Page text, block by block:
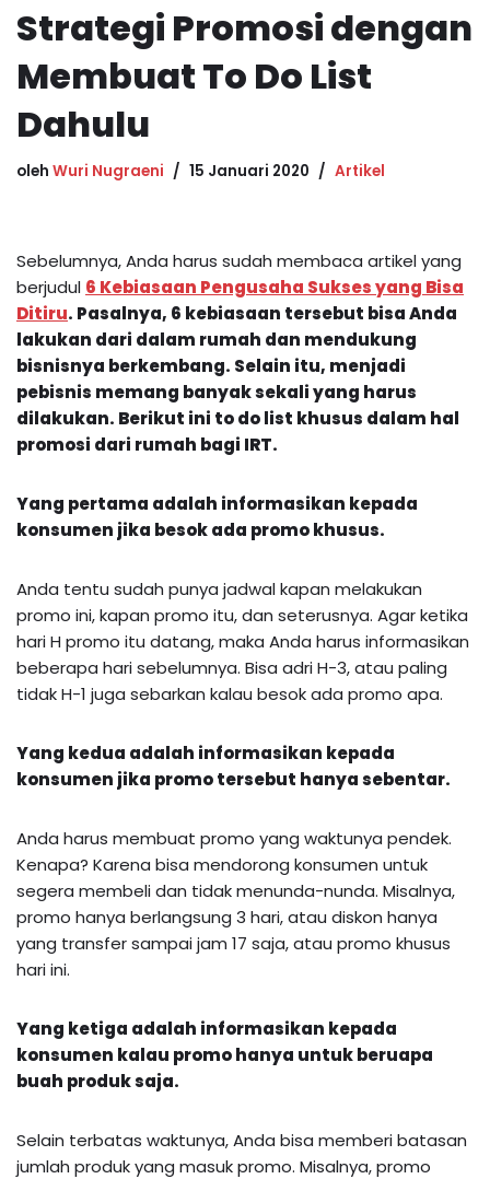
Strategi Promosi dengan
Membuat To Do List
Dahulu
oleh Wuri Nugraeni 15 Januari 2020 Artikel
Sebelumnya, Anda harus sudah membaca artikel yang
berjudul 6 Kebiasaan Pengusaha Sukses yang Bisa
Ditiru. Pasalnya, 6 kebiasaan tersebut bisa Anda
lakukan dari dalam rumah dan mendukung
bisnisnya berkembang. Selain itu, menjadi
pebisnis memang banyak sekali yang harus
dilakukan. Berikut ini to do list khusus dalam hal
promosi dari rumah bagi IRT.
Yang pertama adalah informasikan kepada
konsumen jika besok ada promo khusus.
Anda tentu sudah punya jadwal kapan melakukan
promo ini, kapan promo itu, dan seterusnya. Agar ketika
hari H promo itu datang, maka Anda harus informasikan
beberapa hari sebelumnya. Bisa adri H-3, atau paling
tidak H-1 juga sebarkan kalau besok ada promo apa.
Yang kedua adalah informasikan kepada
konsumen jika promo tersebut hanya sebentar.
Anda harus membuat promo yang waktunya pendek.
Kenapa? Karena bisa mendorong konsumen untuk
segera membeli dan tidak menunda-nunda. Misalnya,
promo hanya berlangsung 3 hari, atau diskon hanya
yang transfer sampai jam 17 saja, atau promo khusus
hari ini.
Yang ketiga adalah informasikan kepada
konsumen kalau promo hanya untuk beruapa
buah produk saja.
Selain terbatas waktunya, Anda bisa memberi batasan
jumlah produk yang masuk promo. Misalnya, promo